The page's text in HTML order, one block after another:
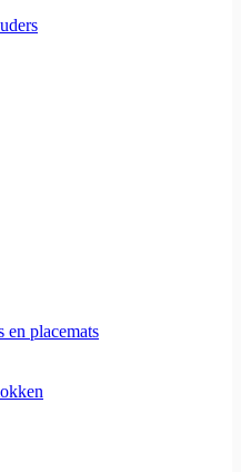
en placemats